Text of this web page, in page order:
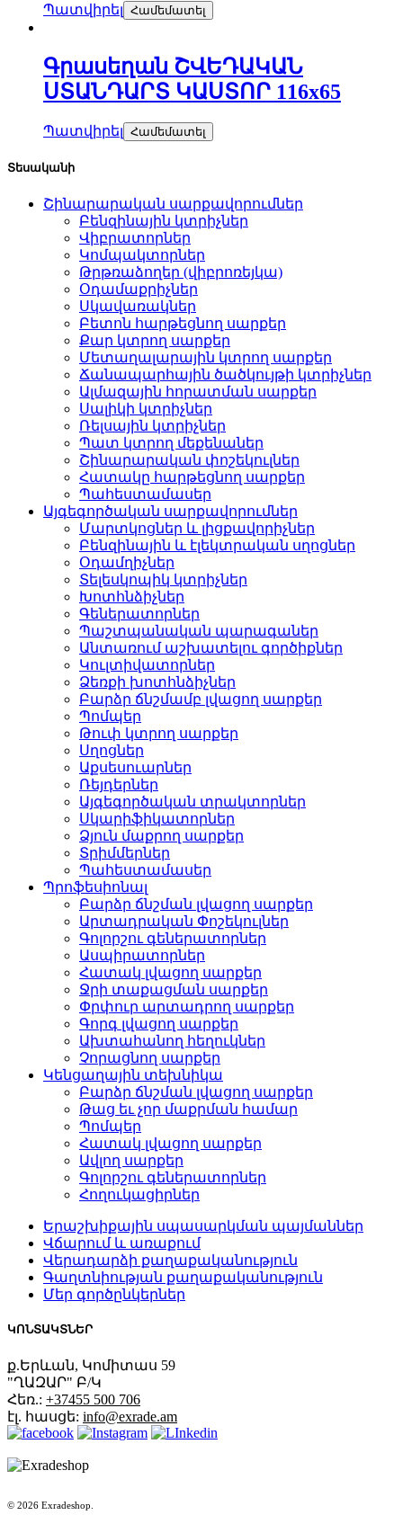
Պատվիրել Համեմատել
Գրասեղան ՇՎԵԴԱԿԱՆ
ՍՏԱՆԴԱՐՏ ԿԱՍՏՈՐ 116х65
Պատվիրել Համեմատել
Տեսականի
Շինարարական սարքավորումներ
Բենզինային կտրիչներ
Վիբրատորներ
Կոմպակտորներ
Թրթռաձողեր (վիբրոռեյկա)
Օդամաքրիչներ
Սկավառակներ
Բետոն հարթեցնող սարքեր
Քար կտրող սարքեր
Մետաղալարային կտրող սարքեր
Ճանապարհային ծածկույթի կտրիչներ
Ալմազային հորատման սարքեր
Սալիկի կտրիչներ
Ռելսային կտրիչներ
Պատ կտրող մեքենաներ
Շինարարական փոշեկուլներ
Հատակը հարթեցնող սարքեր
Պահեստամասեր
Այգեգործական սարքավորումներ
Մարտկոցներ և լիցքավորիչներ
Բենզինային և էլեկտրական սղոցներ
Օդամղիչներ
Տելեսկոպիկ կտրիչներ
Խոտհնձիչներ
Գեներատորներ
Պաշտպանական պարագաներ
Անտառում աշխատելու գործիքներ
Կուլտիվատորներ
Ձեռքի խոտհնձիչներ
Բարձր ճնշմամբ լվացող սարքեր
Պոմպեր
Թուփ կտրող սարքեր
Սղոցներ
Աքսեսուարներ
Ռեյդերներ
Այգեգործական տրակտորներ
Սկարիֆիկատորներ
Ձյուն մաքրող սարքեր
Տրիմմերներ
Պահեստամասեր
Պրոֆեսիոնալ
Բարձր ճնշման լվացող սարքեր
Արտադրական Փոշեկուլներ
Գոլորշու գեներատորներ
Ասպիրատորներ
Հատակ լվացող սարքեր
Ջրի տաքացման սարքեր
Փրփուր արտադրող սարքեր
Գորգ լվացող սարքեր
Ախտահանող հեղուկներ
Չորացնող սարքեր
Կենցաղային տեխնիկա
Բարձր ճնշման լվացող սարքեր
Թաց եւ չոր մաքրման համար
Պոմպեր
Հատակ լվացող սարքեր
Ավլող սարքեր
Գոլորշու գեներատորներ
Հողուկացիրներ
Երաշխիքային սպասարկման պայմաններ
Վճարում և առաքում
Վերադարձի քաղաքականություն
Գաղտնիության քաղաքականություն
Մեր գործընկերներ
ԿՈՆՏԱԿՏՆԵՐ
ք.Երևան, Կոմիտաս 59
"ՂԱԶԱՐ" Բ/Կ
Հեռ.: +37455 500 706
էլ. հասցե: info@exrade.am
© 2026 Exradeshop.